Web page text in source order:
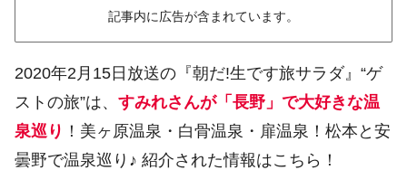
記事内に広告が含まれています。
2020年2月15日放送の『朝だ!生です旅サラダ』“ゲ
ストの旅”は、 すみれさんが「長野」で大好きな温
泉巡り ！美ヶ原温泉・白骨温泉・扉温泉！松本と安
曇野で温泉巡り♪ 紹介された情報はこちら！